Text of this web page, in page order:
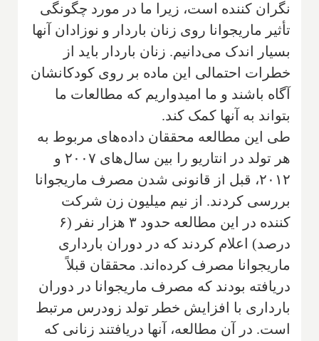
نگران کننده است، زیرا ما در مورد چگونگی
تأثیر ماریجوانا روی زنان باردار و نوزادان آنها
بسیار اندک می‌دانیم. زنان باردار باید از
خطرات احتمالی این ماده بر روی کودکانشان
آگاه باشند و ما امیدواریم که مطالعات ما
بتواند به آنها کمک کند.
طی این مطالعه محققان داده‌های مربوط به
هر تولد در انتاریو را بین سال‌های ۲۰۰۷ و
۲۰۱۲، قبل از قانونی شدن مصرف ماریجوانا
بررسی کردند. از نیم میلیون زن شرکت
کننده در این مطالعه حدود ۳ هزار نفر (۶
درصد) اعلام کردند که در دوران بارداری
ماریجوانا مصرف کرده‌اند. محققان قبلاً
دریافته بودند که مصرف ماریجوانا در دوران
بارداری با افزایش خطر تولد زودرس مرتبط
است. در آن مطالعه، آنها دریافتند زنانی که